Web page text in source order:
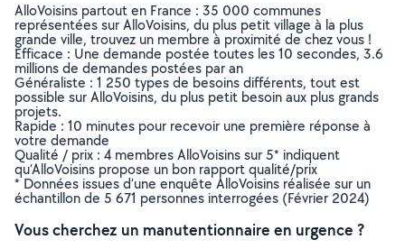
AlloVoisins partout en France : 35 000 communes
représentées sur AlloVoisins, du plus petit village à la plus
grande ville, trouvez un membre à proximité de chez vous !
Efficace : Une demande postée toutes les 10 secondes, 3.6
millions de demandes postées par an
Généraliste : 1 250 types de besoins différents, tout est
possible sur AlloVoisins, du plus petit besoin aux plus grands
projets.
Rapide : 10 minutes pour recevoir une première réponse à
votre demande
Qualité / prix : 4 membres AlloVoisins sur 5* indiquent
qu’AlloVoisins propose un bon rapport qualité/prix
* Données issues d’une enquête AlloVoisins réalisée sur un
échantillon de 5 671 personnes interrogées (Février 2024)
Vous cherchez un manutentionnaire en urgence ?